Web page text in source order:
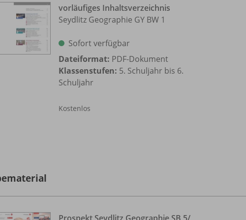
vorläufiges Inhaltsverzeichnis
Seydlitz Geographie GY BW 1
Sofort verfügbar
Dateiformat: PDF-Dokument
Klassenstufen: 5. Schuljahr bis 6.
Schuljahr
Kostenlos